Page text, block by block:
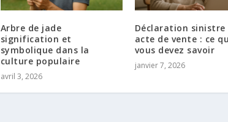
Arbre de jade
signification et
symbolique dans la
culture populaire
avril 3, 2026
Déclaration
acte de vente : ce
vous devez savoir
janvier 7, 2026